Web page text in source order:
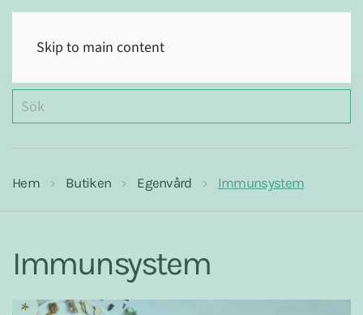
Skip to main content
Hem Butiken Egenvård Immunsystem
Immunsystem